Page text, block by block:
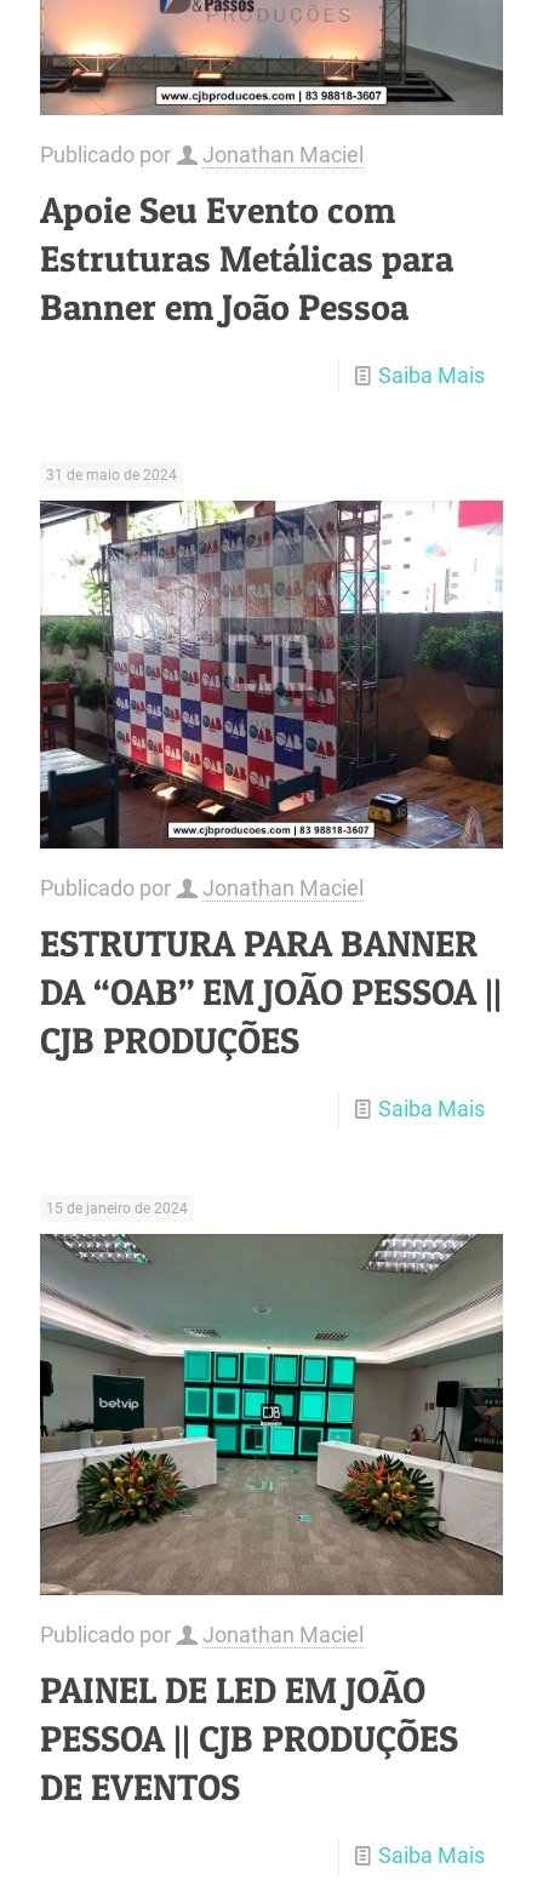
Publicado por Jonathan Maciel
Apoie Seu Evento com
Estruturas Metálicas para
Banner em João Pessoa
Saiba Mais
31 de maio de 2024
Publicado por Jonathan Maciel
ESTRUTURA PARA BANNER
DA “OAB” EM JOÃO PESSOA ||
CJB PRODUÇÕES
Saiba Mais
15 de janeiro de 2024
Publicado por Jonathan Maciel
PAINEL DE LED EM JOÃO
PESSOA || CJB PRODUÇÕES
DE EVENTOS
Saiba Mais